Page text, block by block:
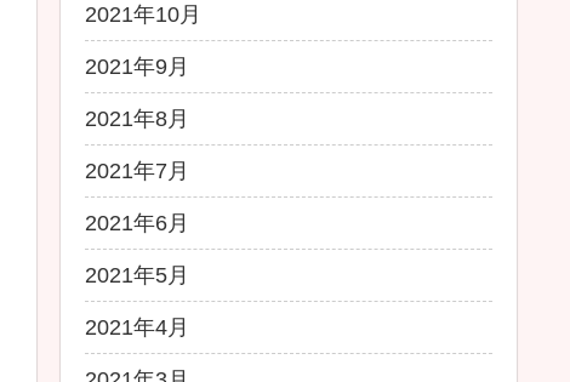
2021年10月
2021年9月
2021年8月
2021年7月
2021年6月
2021年5月
2021年4月